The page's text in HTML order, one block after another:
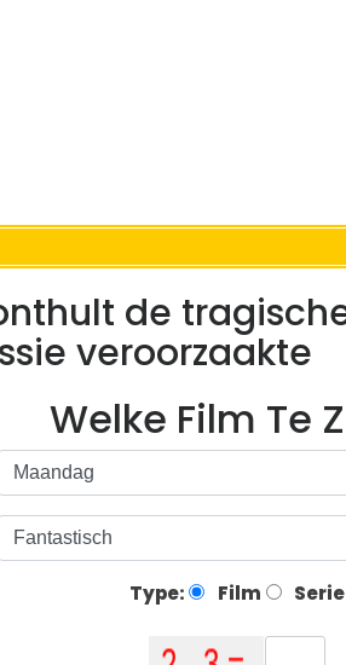
de
veroorzaakte
Welke Film Te
Type: Film Serie